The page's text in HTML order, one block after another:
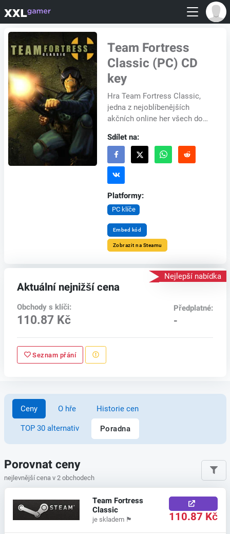
Team Fortress
Classic (PC) CD
key
Hra Team Fortress Classic,
jedna z nejoblíbenějších
akčních online her všech dob,
zdravotníka přes špiona po
demoličníh...
Sdílet na:
Platformy:
PC klíče
Embed kód
Zobrazit na Steamu
Nejlepší nabídka
Aktuální nejnižší cena
Obchody s klíči:
110.87 Kč
Předplatné:
-
Seznam přání
Ceny O hře Historie cen
TOP 30 alternativ Poradna
Porovnat ceny
nejlevnější cena v 2 obchodech
Team Fortress
Classic
je skladem 🏴 110.87 Kč